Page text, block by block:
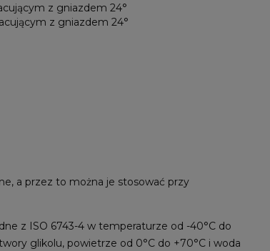
z gniazdem 24°
z gniazdem 24°
a przez to można je stosować przy
z ISO 6743-4 w temperaturze od -40°C do
glikolu, powietrze od 0°C do +70°C i woda